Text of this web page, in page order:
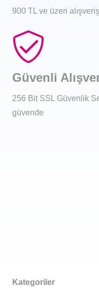
900 TL ve üzeri
Güvenli
256 Bit SSL Güvenlik
güvende
Kategoriler